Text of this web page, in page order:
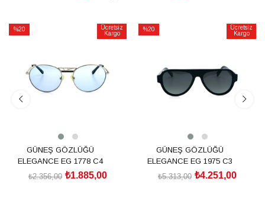
%20
Ücretsiz
Kargo
GÜNEŞ GÖZLÜĞÜ
ELEGANCE EG 1778 C4
₺1.885,00
₺2.356,00
%20
Ücretsiz
Kargo
GÜNEŞ GÖZLÜĞÜ
ELEGANCE EG 1975 C3
₺4.251,00
₺5.313,00